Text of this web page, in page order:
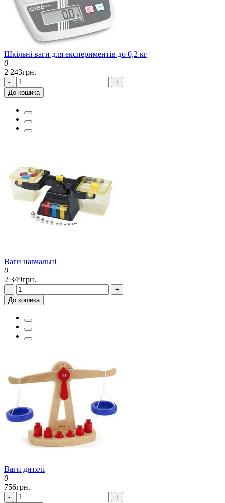
Шкільні ваги для експериментів до 0,2 кг
0
2 243грн.
-
+
До кошика
Ваги навчальні
0
2 349грн.
-
+
До кошика
Ваги дитячі
0
756грн.
-
+